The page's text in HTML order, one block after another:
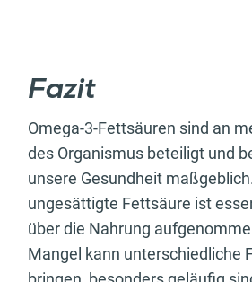
Fazit
Omega-3-Fettsäuren sind an
des Organismus beteiligt und
unsere Gesundheit
ungesättigte Fettsäure ist
über die Nahrung
Mangel kann unterschiedliche